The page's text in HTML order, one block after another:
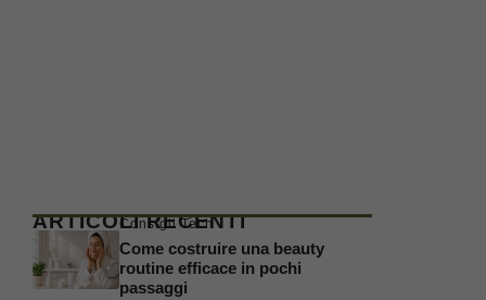
ARTICOLI RECENTI
Consigli Tech
Come costruire una beauty
routine efficace in pochi
passaggi